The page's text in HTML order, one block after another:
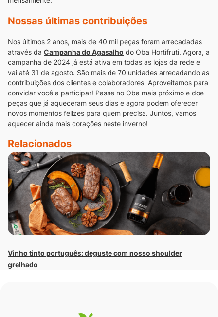
Nossas últimas contribuições
Nos últimos 2 anos, mais de 40 mil peças foram arrecadadas
através da Campanha do Agasalho do Oba Hortifruti. Agora, a
campanha de 2024 já está ativa em todas as lojas da rede e
vai até 31 de agosto. São mais de 70 unidades arrecadando as
contribuições dos clientes e colaboradores. Aproveitamos para
convidar você a participar! Passe no Oba mais próximo e doe
peças que já aqueceram seus dias e agora podem oferecer
novos momentos felizes para quem precisa. Juntos, vamos
aquecer ainda mais corações neste inverno!
Relacionados
Vinho tinto português: deguste com nosso shoulder
grelhado